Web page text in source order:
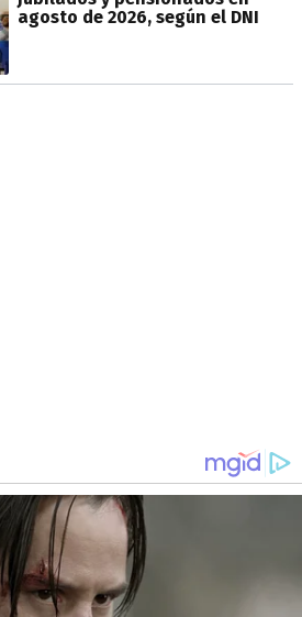
agosto de 2026, según el DNI